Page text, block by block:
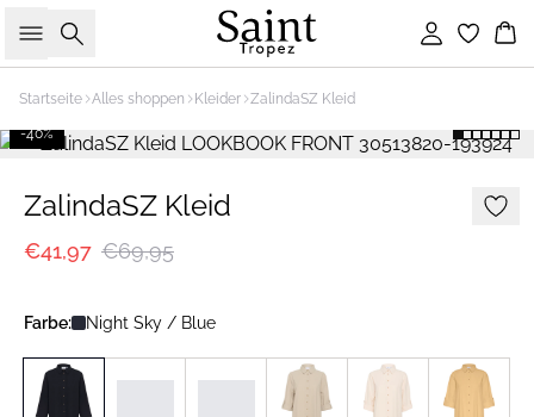
Suche Einloggen
Startseite Alles shoppen Kleider ZalindaSZ Kleid
-40%
ZalindaSZ Kleid
€41,97 €69,95
Farbe: Night Sky / Blue